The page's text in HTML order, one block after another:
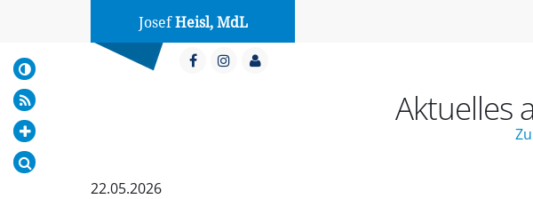
JosefHeisl, MdL
Aktuelles
22.05.2026